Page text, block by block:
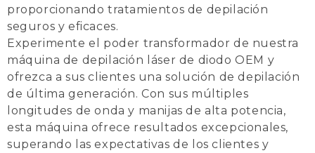
proporcionando tratamientos de depilación
seguros y eficaces.
Experimente el poder transformador de nuestra
máquina de depilación láser de diodo OEM y
ofrezca a sus clientes una solución de depilación
de última generación. Con sus múltiples
longitudes de onda y manijas de alta potencia,
esta máquina ofrece resultados excepcionales,
superando las expectativas de los clientes y